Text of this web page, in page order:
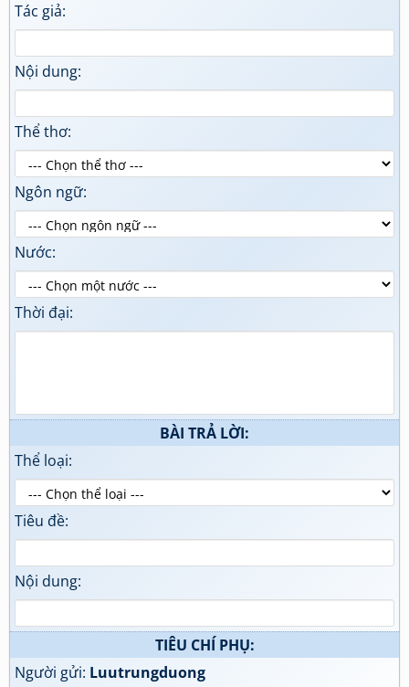
Tác giả:
Nội dung:
Thể thơ:
Ngôn ngữ:
Nước:
Thời đại:
BÀI TRẢ LỜI:
Thể loại:
Tiêu đề:
Nội dung:
TIÊU CHÍ PHỤ:
Người gửi: Luutrungduong